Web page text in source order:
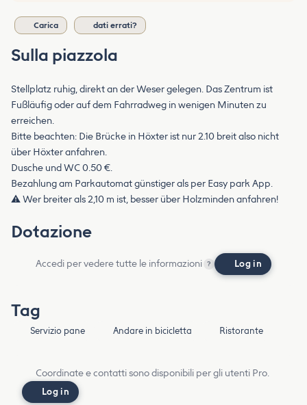
Carica dati errati?
Sulla piazzola
Stellplatz ruhig, direkt an der Weser gelegen. Das Zentrum ist
Fußläufig oder auf dem Fahrradweg in wenigen Minuten zu
erreichen.
Bitte beachten: Die Brücke in Höxter ist nur 2.10 breit also nicht
über Höxter anfahren.
Dusche und WC 0.50 €.
Bezahlung am Parkautomat günstiger als per Easy park App.
⚠️ Wer breiter als 2,10 m ist, besser über Holzminden anfahren!
Dotazione
Accedi per vedere tutte le informazioni ? Log in
Tag
Servizio pane Andare in bicicletta Ristorante
Coordinate e contatti sono disponibili per gli utenti Pro.
Log in